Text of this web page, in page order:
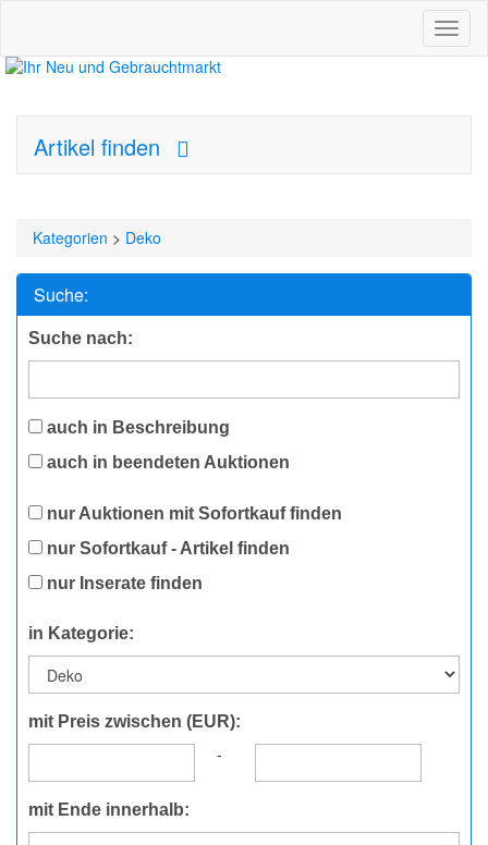
Artikel finden
Kategorien > Deko
Suche:
Suche nach:
auch in Beschreibung
auch in beendeten Auktionen
nur Auktionen mit Sofortkauf finden
nur Sofortkauf - Artikel finden
nur Inserate finden
in Kategorie:
mit Preis zwischen (EUR):
-
mit Ende innerhalb: